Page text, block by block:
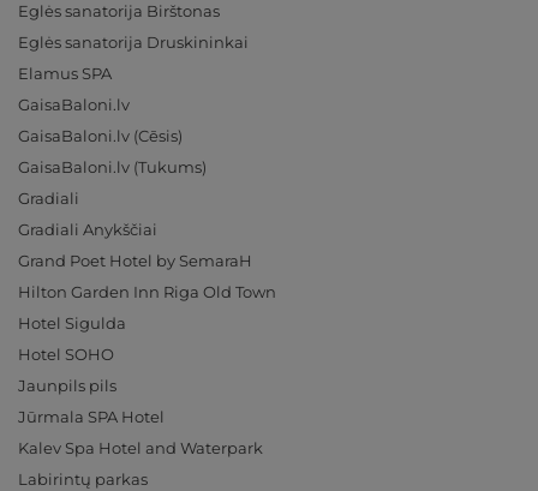
Eglės sanatorija Birštonas
Eglės sanatorija Druskininkai
Elamus SPA
GaisaBaloni.lv
GaisaBaloni.lv (Cēsis)
GaisaBaloni.lv (Tukums)
Gradiali
Gradiali Anykščiai
Grand Poet Hotel by SemaraH
Hilton Garden Inn Riga Old Town
Hotel Sigulda
Hotel SOHO
Jaunpils pils
Jūrmala SPA Hotel
Kalev Spa Hotel and Waterpark
Labirintų parkas